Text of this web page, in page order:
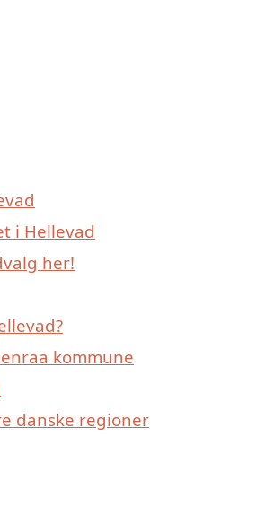
i Hellevad
her!
kommune
danske regioner